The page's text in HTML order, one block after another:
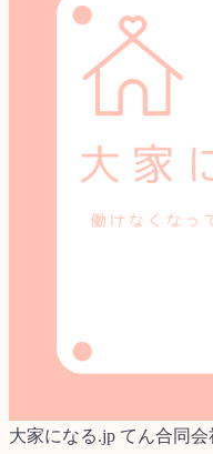
大家になる.jp てん合同会